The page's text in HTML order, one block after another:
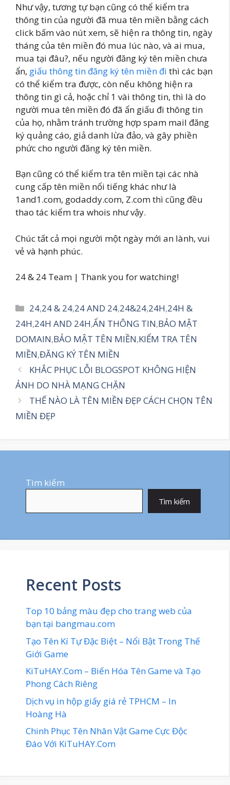
Như vậy, tương tự bạn cũng có thể kiểm tra
thông tin của người đã mua tên miền bằng cách
click bấm vào nút xem, sẽ hiện ra thông tin, ngày
tháng của tên miền đó mua lúc nào, và ai mua,
mua tại đâu?, nếu người đăng ký tên miền chưa
ẩn, giấu thông tin đăng ký tên miền đi thì các bạn
có thể kiểm tra được, còn nếu không hiện ra
thông tin gì cả, hoặc chỉ 1 vài thông tin, thì là do
người mua tên miền đó đã ẩn giấu đi thông tin
của họ, nhằm tránh trường hợp spam mail đăng
ký quảng cáo, giả danh lừa đảo, và gây phiền
phức cho người đăng ký tên miền.
Bạn cũng có thể kiểm tra tên miền tại các nhà
cung cấp tên miền nổi tiếng khác như là
1and1.com, godaddy.com, Z.com thì cũng đều
thao tác kiểm tra whois như vậy.
Chúc tất cả mọi người một ngày mới an lành, vui
vẻ và hạnh phúc.
24 & 24 Team | Thank you for watching!
Danh
mục
24,24 & 24,24 AND 24,24&24,24H,24H &
24H,24H AND 24H,ẨN THÔNG TIN,BẢO MẬT
DOMAIN,BẢO MẬT TÊN MIỀN,KIỂM TRA TÊN
MIỀN,ĐĂNG KÝ TÊN MIỀN
KHẮC PHỤC LỖI BLOGSPOT KHÔNG HIỆN
ẢNH DO NHÀ MẠNG CHẶN
THẾ NÀO LÀ TÊN MIỀN ĐẸP CÁCH CHỌN TÊN
MIỀN ĐẸP
Tìm kiếm
Tìm kiếm
Recent Posts
Top 10 bảng màu đẹp cho trang web của
bạn tại bangmau.com
Tạo Tên Kí Tự Đặc Biệt – Nổi Bật Trong Thế
Giới Game
KiTuHAY.Com – Biến Hóa Tên Game và Tạo
Phong Cách Riêng
Dịch vụ in hộp giấy giá rẻ TPHCM – In
Hoàng Hà
Chinh Phục Tên Nhân Vật Game Cực Độc
Đáo Với KiTuHAY.Com